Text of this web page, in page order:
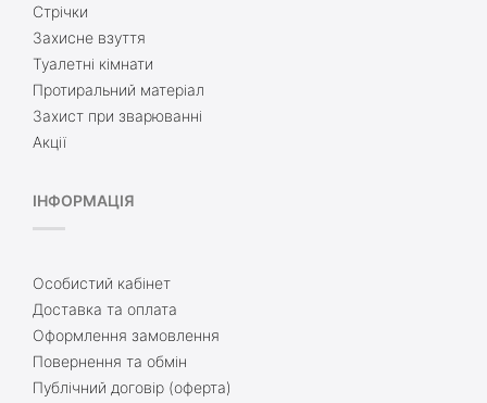
Стрічки
Захисне взуття
Туалетні кімнати
Протиральний матеріал
Захист при зварюванні
Акції
ІНФОРМАЦІЯ
Особистий кабінет
Доставка та оплата
Оформлення замовлення
Повернення та обмін
Публічний договір (оферта)